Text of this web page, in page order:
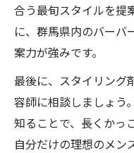
合う最旬スタイルを提
に、群馬県内のバーバ
案力が強みです。
最後に、スタイリング
容師に相談しましょう
知ることで、長くかっ
自分だけの理想のメン